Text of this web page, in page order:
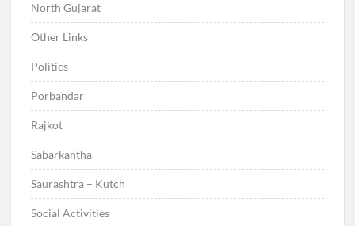
North Gujarat
Other Links
Politics
Porbandar
Rajkot
Sabarkantha
Saurashtra – Kutch
Social Activities